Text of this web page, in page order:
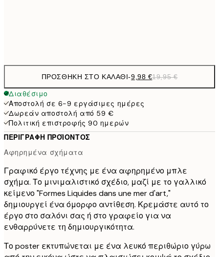
ΠΡΟΣΘΉΚΗ ΣΤΟ ΚΑΛΆΘΙ-9,98 €19,95 €
Διαθέσιμο
Αποστολή σε 6-9 εργάσιμες ημέρες
Δωρεάν αποστολή από 59 €
Πολιτική επιστροφής 90 ημερών
ΠΕΡΙΓΡΑΦΉ ΠΡΟΪΌΝΤΟΣ
Αφηρημένα σχήματα
Γραφικό έργο τέχνης με ένα αφηρημένο μπλε
σχήμα. Το μινιμαλιστικό σχέδιο, μαζί με το γαλλικό
κείμενο "Formes Liquides dans une mer d'art,"
δημιουργεί ένα όμορφο αντίθεση. Κρεμάστε αυτό το
έργο στο σαλόνι σας ή στο γραφείο για να
ενθαρρύνετε τη δημιουργικότητα.
Το poster εκτυπώνεται με ένα λευκό περιθώριο γύρω